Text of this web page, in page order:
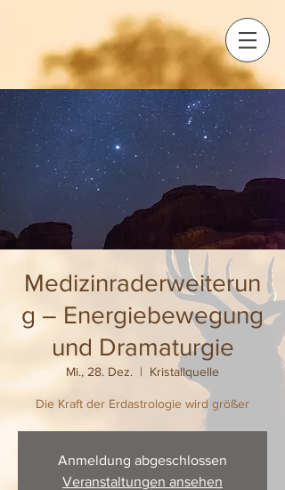
Medizinraderweiterun
g – Energiebewegung
und Dramaturgie
Mi., 28. Dez.
  |
Kristallquelle
Die Kraft der Erdastrologie wird größer
Anmeldung abgeschlossen
Veranstaltungen ansehen